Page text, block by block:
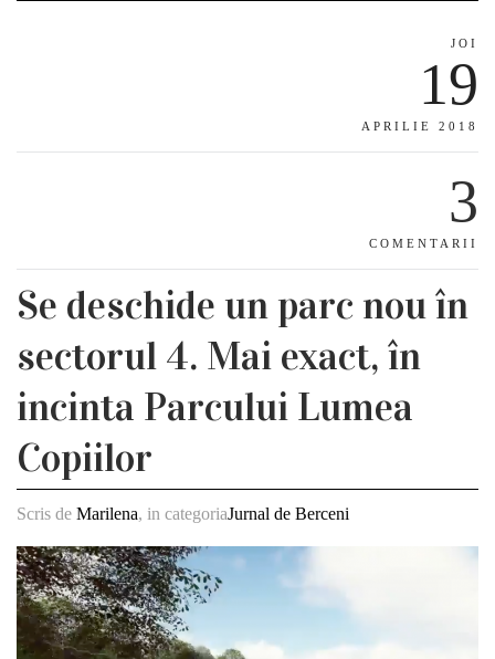
JOI
19
APRILIE 2018
3
COMENTARII
Se deschide un parc nou în
sectorul 4. Mai exact, în
incinta Parcului Lumea
Copiilor
Scris de Marilena, in categoriaJurnal de Berceni